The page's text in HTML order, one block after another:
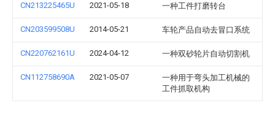
CN213225465U 2021-05-18 一种工件打磨转台
CN203599508U 2014-05-21 车轮产品自动去冒口系统
CN220762161U 2024-04-12 一种双砂轮片自动切割机
CN112758690A 2021-05-07
一种用于弯头加工机械的
工件抓取机构